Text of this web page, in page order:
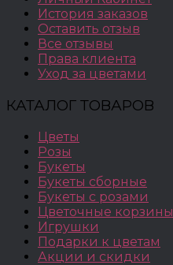
История заказов
Оставить отзыв
Все отзывы
Права клиента
Уход за цветами
КАТАЛОГ ТОВАРОВ
Цветы
Розы
Букеты
Букеты сборные
Букеты с розами
Цветочные корзины
Игрушки
Подарки к цветам
Акции и скидки